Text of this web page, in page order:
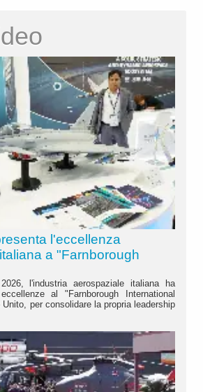
l'eccellenza
a "Farnborough
l'industria aerospaziale italiana ha
al "Farnborough International
per consolidare la propria leadership